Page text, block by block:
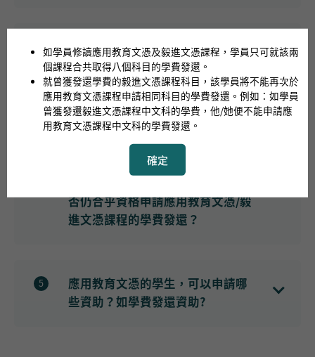
如學員修讀應用教育文憑及毅進文憑課程，學員只可就該兩
個課程合共取得八個科目的學費發還。
就曾獲發還學費的毅進文憑課程科目，該學員將不能再次於
應用教育文憑課程申請相同科目的學費發還。例如：如學員
曾獲發還毅進文憑課程中文科的學費，他/她便不能申請應
用教育文憑課程中文科的學費發還。
確定
則毋須再遞交申請。
我的家庭現正受助於社會福利署
（社署）的綜合社會保障援助計劃
（綜援），我是否向社署申請應用
教育文憑/毅進文憑課程的學費發
還？
學生資助處會安排學費發還給予所有合乎資格的學員（包括來自綜援家
庭的學員）。因此，社署不會給予任何形式的學費資助予應用教育文
憑/毅進文憑學員，但可能會給予學費以外的其他形式資助。詳情請與
否仍合乎資格申請應用教育文憑/毅
進文憑課程的學費發還？
功修畢一個科目是指學員在該科目的出席率達80%或以上，及就該科目
取得整體評核及格的成績。
5
應用教育文憑的學生，可以申請哪
些資助？如學費發還資助?